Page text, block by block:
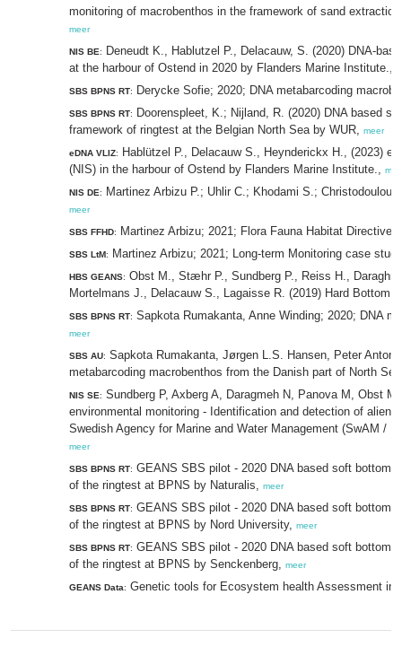
monitoring of macrobenthos in the framework of sand
meer
NIS BE:
Deneudt K., Hablutzel P., Delacauw, S. (2020) DNA-
at the harbour of Ostend in 2020 by Flanders Marine Institute.,
SBS BPNS RT: Derycke Sofie; 2020; DNA metabarcoding
SBS BPNS RT:
Doorenspleet, K.; Nijland, R. (2020) DNA based
framework of ringtest at the Belgian North Sea by WUR, meer
eDNA VLIZ:
Hablützel P., Delacauw S., Heynderickx H., (2023)
(NIS) in the harbour of Ostend by Flanders Marine Institute.,
NIS DE: Martinez Arbizu P.; Uhlir C.; Khodami S.; Christodoulou
meer
SBS FFHD: Martinez Arbizu; 2021; Flora Fauna Habitat Directive
SBS LtM: Martinez Arbizu; 2021; Long-term Monitoring case
HBS GEANS: Obst M., Stæhr P., Sundberg P., Reiss H.,
Mortelmans J., Delacauw S., Lagaisse R. (2019) Hard Bottom
SBS BPNS RT: Sapkota Rumakanta, Anne Winding; 2020; DNA
meer
SBS AU: Sapkota Rumakanta, Jørgen L.S. Hansen, Peter Anton
metabarcoding macrobenthos from the Danish part of North
NIS SE: Sundberg P, Axberg A, Daragmeh N, Panova M, Obst
environmental monitoring - Identification and detection of alien
Swedish Agency for Marine and Water Management (SwAM /
meer
SBS BPNS RT: GEANS SBS pilot - 2020 DNA based soft bottom
of the ringtest at BPNS by Naturalis, meer
SBS BPNS RT: GEANS SBS pilot - 2020 DNA based soft bottom
of the ringtest at BPNS by Nord University, meer
SBS BPNS RT: GEANS SBS pilot - 2020 DNA based soft bottom
of the ringtest at BPNS by Senckenberg, meer
GEANS Data: Genetic tools for Ecosystem health Assessment in